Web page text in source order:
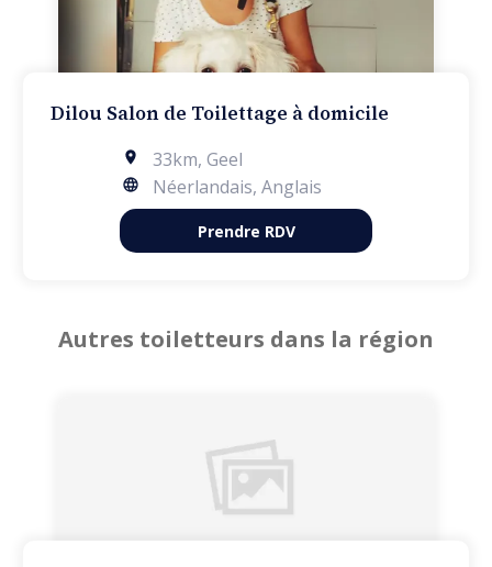
Dilou Salon de Toilettage à domicile
33km, Geel
Néerlandais, Anglais
Prendre RDV
Autres toiletteurs dans la région